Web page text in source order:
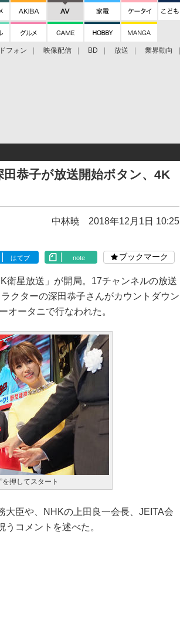
フォン 映像配信 BD 放送 業界動向
恭子が放送開始ボタン、4K
中林暁 2018年12月1日 10:25
はてブ note ブックマーク
衛星放送」が開局。17チャンネルの放送
クターの深田恭子さんがカウントダウン
オータニで行なわれた。
押してスタート
大臣や、NHKの上田良一会長、JEITA会
コメントを述べた。